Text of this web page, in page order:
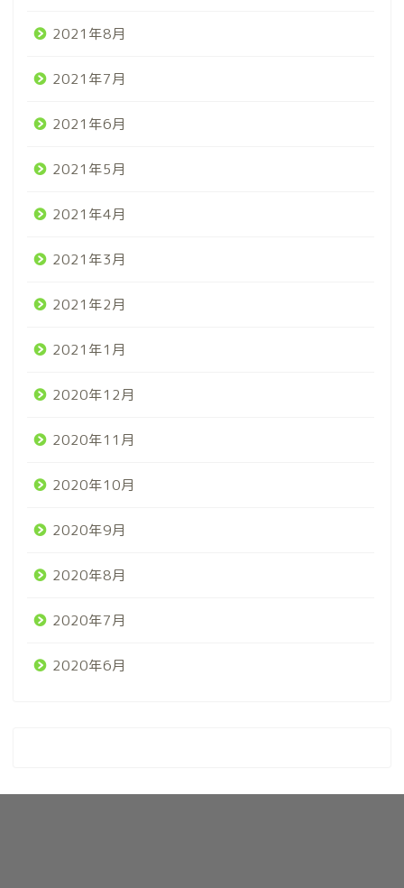
2021年8月
2021年7月
2021年6月
2021年5月
2021年4月
2021年3月
2021年2月
2021年1月
2020年12月
2020年11月
2020年10月
2020年9月
2020年8月
2020年7月
2020年6月